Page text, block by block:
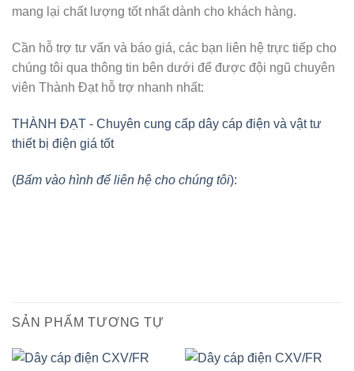
mang lại chất lượng tốt nhất dành cho khách hàng.
Cần hỗ trợ tư vấn và báo giá, các bạn liên hệ trực tiếp cho
chúng tôi qua thông tin bên dưới để được đội ngũ chuyên
viên Thành Đạt hỗ trợ nhanh nhất:
THÀNH ĐẠT - Chuyên cung cấp dây cáp điện và vật tư
thiết bị điện giá tốt
(Bấm vào hình để liên hệ cho chúng tôi):
SẢN PHẨM TƯƠNG TỰ